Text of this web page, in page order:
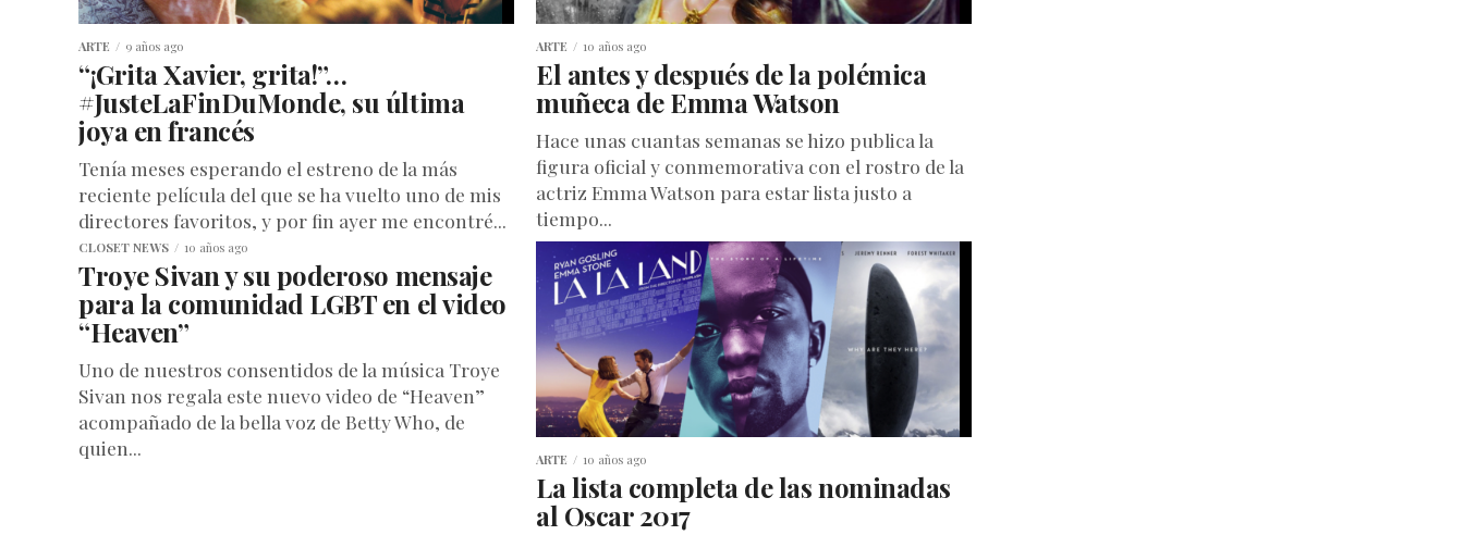
ARTE 9 años ago
“¡Grita Xavier, grita!”…
#JusteLaFinDuMonde, su última
joya en francés
Tenía meses esperando el estreno de la más
reciente película del que se ha vuelto uno de mis
directores favoritos, y por fin ayer me encontré...
ARTE 10 años ago
El antes y después de la polémica
muñeca de Emma Watson
Hace unas cuantas semanas se hizo publica la
figura oficial y conmemorativa con el rostro de la
actriz Emma Watson para estar lista justo a
tiempo...
CLOSET NEWS 10 años ago
Troye Sivan y su poderoso mensaje
para la comunidad LGBT en el video
“Heaven”
Uno de nuestros consentidos de la música Troye
Sivan nos regala este nuevo video de “Heaven”
acompañado de la bella voz de Betty Who, de
quien...
ARTE 10 años ago
La lista completa de las nominadas
al Oscar 2017